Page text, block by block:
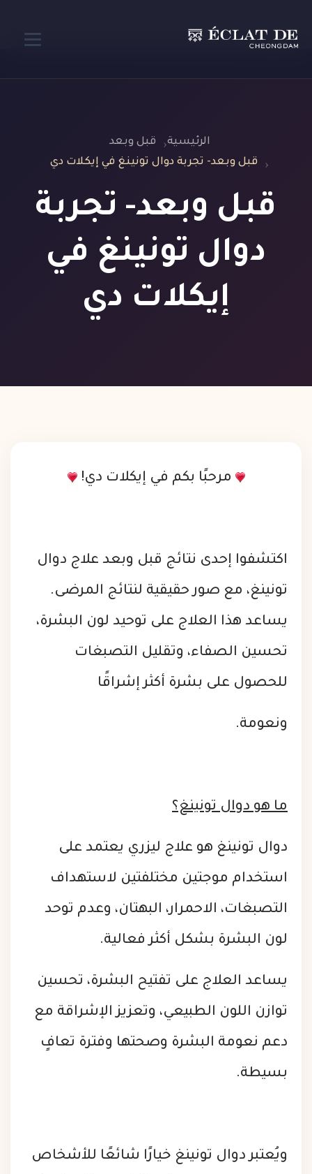
الرئيسية
قبل وبعد
قبل وبعد- تجربة دوال تونينغ في إيكلات دي
قبل وبعد- تجربة
دوال تونينغ في
إيكلات دي
مرحبًا بكم في إيكلات دي!
اكتشفوا إحدى نتائج قبل وبعد علاج دوال
تونينغ، مع صور حقيقية لنتائج المرضى.
يساعد هذا العلاج على توحيد لون البشرة،
تحسين الصفاء، وتقليل التصبغات
للحصول على بشرة أكثر إشراقًا
ونعومة.
ما هو دوال تونينغ؟
دوال تونينغ هو علاج ليزري يعتمد على
استخدام موجتين مختلفتين لاستهداف
التصبغات، الاحمرار، البهتان، وعدم توحد
لون البشرة بشكل أكثر فعالية.
يساعد العلاج على تفتيح البشرة، تحسين
توازن اللون الطبيعي، وتعزيز الإشراقة مع
دعم نعومة البشرة وصحتها وفترة تعافٍ
بسيطة.
ويُعتبر دوال تونينغ خيارًا شائعًا للأشخاص